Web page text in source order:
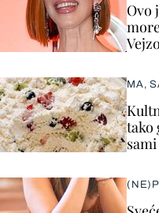
Ovo
MA,
tako
sami